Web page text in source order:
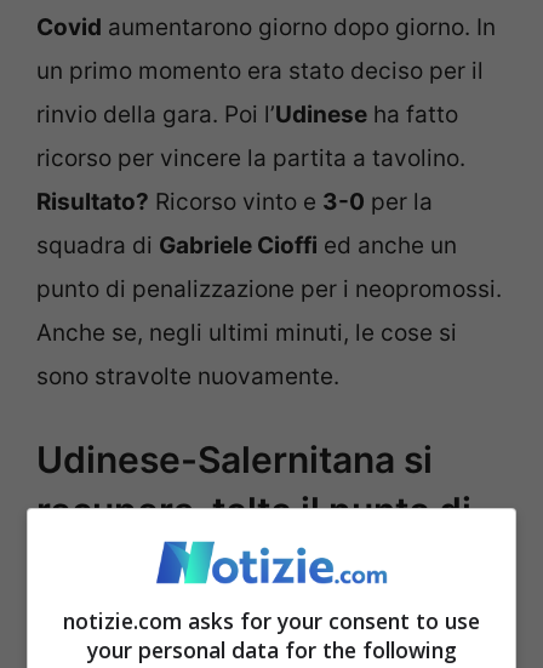
Covid aumentarono giorno dopo giorno. In
un primo momento era stato deciso per il
rinvio della gara. Poi l’Udinese ha fatto
ricorso per vincere la partita a tavolino.
Risultato? Ricorso vinto e 3-0 per la
squadra di Gabriele Cioffi ed anche un
punto di penalizzazione per i neopromossi.
Anche se, negli ultimi minuti, le cose si
sono stravolte nuovamente.
Udinese-Salernitana si
recupera, tolto il punto di
penalità ai campani
notizie.com asks for your consent to use
your personal data for the following